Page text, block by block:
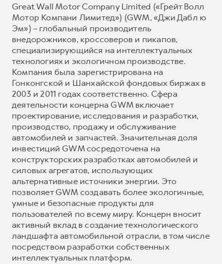
Great Wall Motor Company Limited («Грейт Волл
Мотор Компани Лимитед») (GWM, «Джи Дабл ю
Эм») – глобальный производитель
внедорожников, кроссоверов и пикапов,
специализирующийся на интеллектуальных
технологиях и экологичном производстве.
Компания была зарегистрирована на
Гонконгской и Шанхайской фондовых биржах в
2003 и 2011 годах соответственно. Сфера
деятельности концерна GWM включает
проектирование, исследования и разработки,
производство, продажу и обслуживание
автомобилей и запчастей. Значительная доля
инвестиций GWM сосредоточена на
конструкторских разработках автомобилей и
силовых агрегатов, использующих
альтернативные источники энергии. Это
позволяет GWM создавать более экологичные,
умные и безопасные продукты для
пользователей по всему миру. Концерн вносит
активный вклад в создание технологического
ландшафта автомобильной отрасли, в том числе
посредством разработки собственных
интеллектуальных платформ.